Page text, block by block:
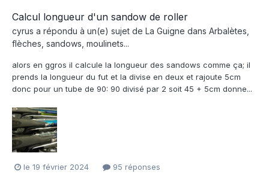
Calcul longueur d'un sandow de roller
cyrus a répondu à un(e) sujet de La Guigne dans Arbalètes,
flèches, sandows, moulinets...
alors en ggros il calcule la longueur des sandows comme ça; il
prends la longueur du fut et la divise en deux et rajoute 5cm
donc pour un tube de 90: 90 divisé par 2 soit 45 + 5cm donne...
le 19 février 2024 95 réponses